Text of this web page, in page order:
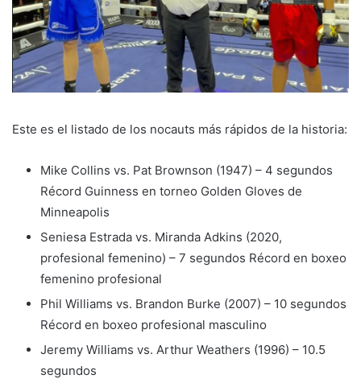
Este es el listado de los nocauts más rápidos de la historia:
Mike Collins vs. Pat Brownson (1947) – 4 segundos
Récord Guinness en torneo Golden Gloves de
Minneapolis
Seniesa Estrada vs. Miranda Adkins (2020,
profesional femenino) – 7 segundos Récord en boxeo
femenino profesional
Phil Williams vs. Brandon Burke (2007) – 10 segundos
Récord en boxeo profesional masculino
Jeremy Williams vs. Arthur Weathers (1996) – 10.5
segundos